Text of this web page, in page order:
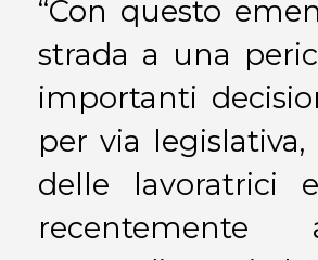
“Con questo
strada a una
importanti
per via
delle lavoratrici